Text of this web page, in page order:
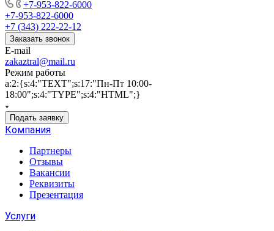
+7-953-822-6000
+7-953-822-6000
+7 (343) 222-22-12
Заказать звонок
E-mail
zakaztral@mail.ru
Режим работы
a:2:{s:4:"TEXT";s:17:"Пн-Пт 10:00-
18:00";s:4:"TYPE";s:4:"HTML";}
Подать заявку
Компания
Партнеры
Отзывы
Вакансии
Реквизиты
Презентация
Услуги